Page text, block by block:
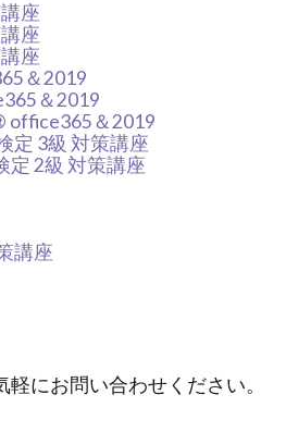
座
座
座
＆2019
＆2019
office365＆2019
定 3級 対策講座
定 2級 対策講座
講座
にお問い合わせください。